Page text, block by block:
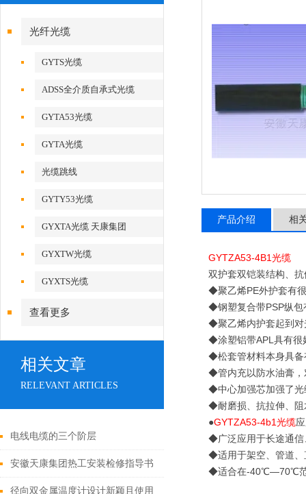
光纤光缆
GYTS光缆
ADSS全介质自承式光缆
GYTA53光缆
GYTA光缆
光缆跳线
GYTY53光缆
GYXTA光缆 天康集团
GYXTW光缆
GYXTS光缆
查看更多
相关文章
RELEVANT ARTICLES
电线电缆的三个阶层
安徽天康集团热工安装检修指导书
径向双金属温度计设计新颖且使用
产品介绍 相
GYTZA53-4B1光缆
双护套双铠装结构、
◆聚乙烯PE外护套有
◆钢塑复合带PSP纵包
◆聚乙烯内护套起到对
◆涂塑铝带APL具有很
◆松套管材料本身具备
◆管内充以防水油膏，
◆中心加强芯加强了光
◆耐磨损、抗拉伸、阻
●GYTZA53-4b1光缆
◆广泛应用于长途通信
◆适用于架空、管道、
◆适合在-40℃—70℃范